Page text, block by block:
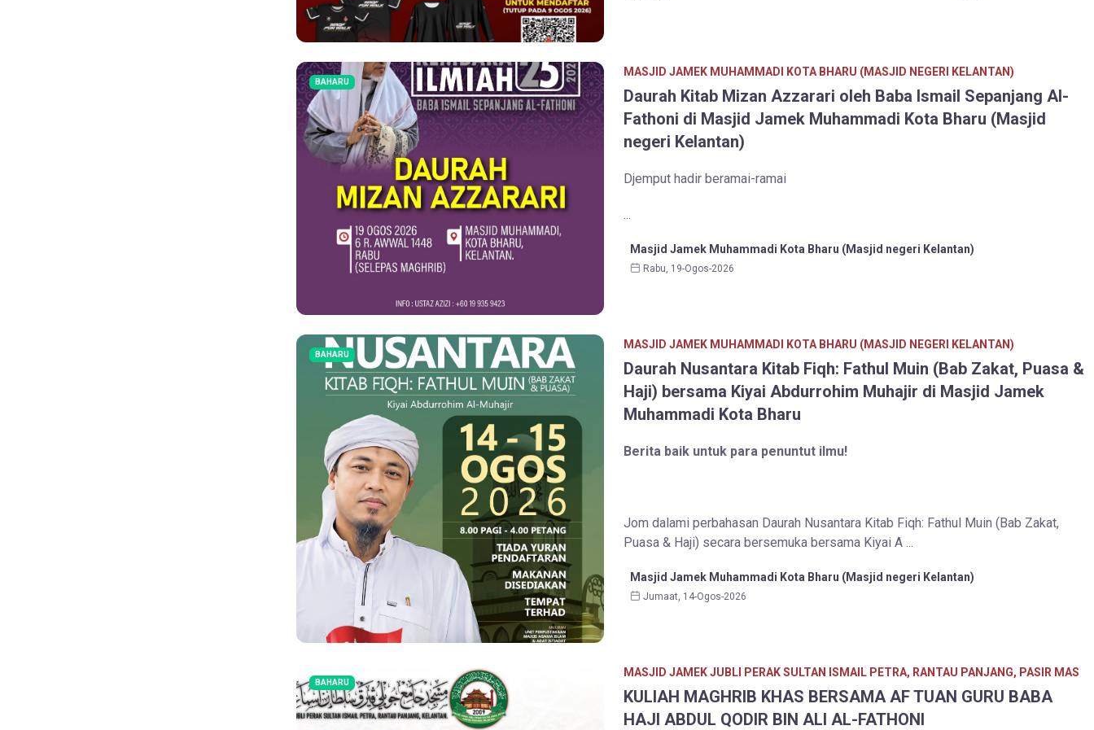
BAHARU
MASJID JAMEK MUHAMMADI KOTA BHARU (MASJID NEGERI KELANTAN)
Daurah Kitab Mizan Azzarari oleh Baba Ismail Sepanjang Al-
Fathoni di Masjid Jamek Muhammadi Kota Bharu (Masjid
negeri Kelantan)
Djemput hadir beramai-ramai
...
Masjid Jamek Muhammadi Kota Bharu (Masjid negeri Kelantan)
Rabu, 19-Ogos-2026
BAHARU
MASJID JAMEK MUHAMMADI KOTA BHARU (MASJID NEGERI KELANTAN)
Daurah Nusantara Kitab Fiqh: Fathul Muin (Bab Zakat, Puasa &
Haji) bersama Kiyai Abdurrohim Muhajir di Masjid Jamek
Muhammadi Kota Bharu
Berita baik untuk para penuntut ilmu!
Jom dalami perbahasan Daurah Nusantara Kitab Fiqh: Fathul Muin (Bab Zakat,
Puasa & Haji) secara bersemuka bersama Kiyai A ...
Masjid Jamek Muhammadi Kota Bharu (Masjid negeri Kelantan)
Jumaat, 14-Ogos-2026
BAHARU
MASJID JAMEK JUBLI PERAK SULTAN ISMAIL PETRA, RANTAU PANJANG, PASIR MAS
KULIAH MAGHRIB KHAS BERSAMA AF TUAN GURU BABA
HAJI ABDUL QODIR BIN ALI AL-FATHONI